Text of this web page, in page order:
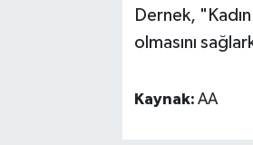
Dernek,
olmasını
Kaynak: AA